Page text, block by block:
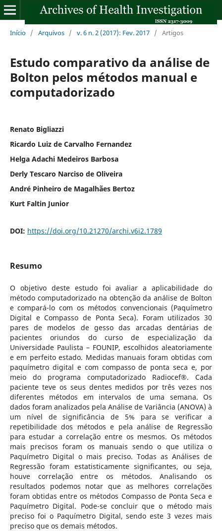
Início / Arquivos / v. 6 n. 2 (2017): Fev. 2017 / Artigos
Estudo comparativo da análise de
Bolton pelos métodos manual e
computadorizado
Renato Bigliazzi
Ricardo Luiz de Carvalho Fernandez
Helga Adachi Medeiros Barbosa
Derly Tescaro Narciso de Oliveira
André Pinheiro de Magalhães Bertoz
Kurt Faltin Junior
DOI: https://doi.org/10.21270/archi.v6i2.1789
Resumo
O objetivo deste estudo foi avaliar a aplicabilidade do
método computadorizado na obtenção da análise de Bolton
e compará-lo com os métodos convencionais (Paquímetro
Digital e Compasso de Ponta Seca). Foram utilizados 30
pares de modelos de gesso das arcadas dentárias de
pacientes oriundos do curso de especialização da
Universidade Paulista – FOUNIP, escolhidos aleatoriamente
e em perfeito estado. Medidas manuais foram obtidas com
paquímetro digital e com compasso de ponta seca e, por
meio do programa computadorizado Radiocef®. Cada
paciente teve os seus dentes medidos por três vezes nos
diferentes métodos em intervalos de uma semana. Os
dados foram analizados pela Análise de Variância (ANOVA) à
um nível de significância de 5% para se verificar a
repetibilidade dos métodos e pela análise de Regressão
para estudar a correlação entre os mesmos. Os métodos
mais precisos foram os manuais sendo o que utiliza o
Paquímetro Digital o mais preciso. Todas as Análises de
Regressão foram estatisticamente significantes, ou seja,
houve correlação entre os métodos. Analisando os
resultados podemos notar que as melhores correlações
foram obtidas entre os métodos Compasso de Ponta Seca e
Paquímetro Digital. Pode-se concluir que o método mais
preciso foi o Paquímetro Digital, sendo este 3 vezes mais
preciso que os demais métodos.